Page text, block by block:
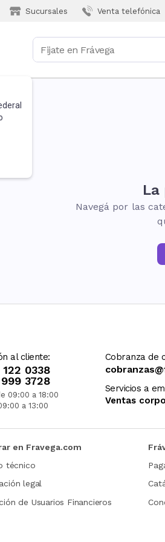
Sucursales Venta telefónica
La
Navegá por las
al cliente:
0338
3728
09:00 a 18:00
a 13:00
Cobranza de
Servicios a
Ventas
en Fravega.com
técnico
legal
de Usuarios Financieros